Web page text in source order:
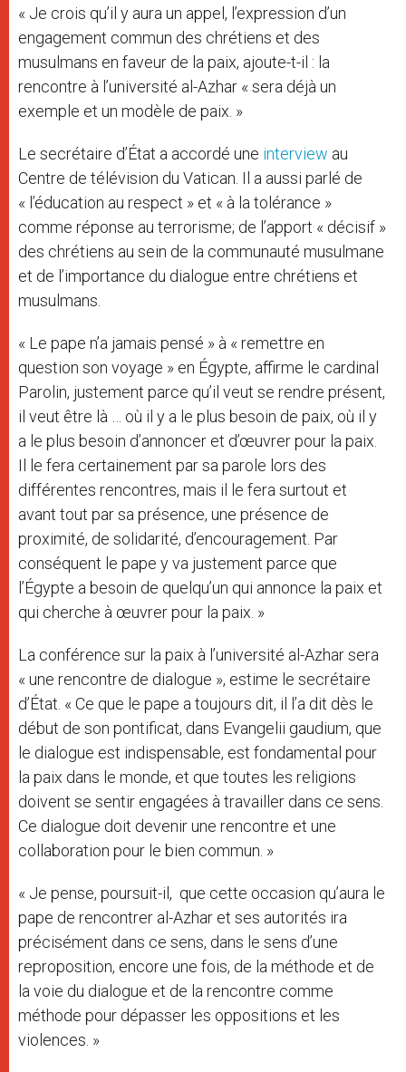
« Je crois qu’il y aura un appel, l’expression d’un
engagement commun des chrétiens et des
musulmans en faveur de la paix, ajoute-t-il : la
rencontre à l’université al-Azhar « sera déjà un
exemple et un modèle de paix. »
Le secrétaire d’État a accordé une interview au
Centre de télévision du Vatican. Il a aussi parlé de
« l’éducation au respect » et « à la tolérance »
comme réponse au terrorisme; de l’apport « décisif »
des chrétiens au sein de la communauté musulmane
et de l’importance du dialogue entre chrétiens et
musulmans.
« Le pape n’a jamais pensé » à « remettre en
question son voyage » en Égypte, affirme le cardinal
Parolin, justement parce qu’il veut se rendre présent,
il veut être là … où il y a le plus besoin de paix, où il y
a le plus besoin d’annoncer et d’œuvrer pour la paix.
Il le fera certainement par sa parole lors des
différentes rencontres, mais il le fera surtout et
avant tout par sa présence, une présence de
proximité, de solidarité, d’encouragement. Par
conséquent le pape y va justement parce que
l’Égypte a besoin de quelqu’un qui annonce la paix et
qui cherche à œuvrer pour la paix. »
La conférence sur la paix à l’université al-Azhar sera
« une rencontre de dialogue », estime le secrétaire
d’État. « Ce que le pape a toujours dit, il l’a dit dès le
début de son pontificat, dans Evangelii gaudium, que
le dialogue est indispensable, est fondamental pour
la paix dans le monde, et que toutes les religions
doivent se sentir engagées à travailler dans ce sens.
Ce dialogue doit devenir une rencontre et une
collaboration pour le bien commun. »
« Je pense, poursuit-il, que cette occasion qu’aura le
pape de rencontrer al-Azhar et ses autorités ira
précisément dans ce sens, dans le sens d’une
reproposition, encore une fois, de la méthode et de
la voie du dialogue et de la rencontre comme
méthode pour dépasser les oppositions et les
violences. »